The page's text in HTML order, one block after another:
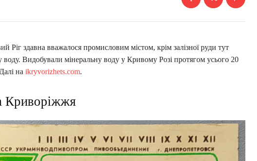
Ріг здавна вважалося промисловим містом, крім залізної руди тут
Видобували мінеральну воду у Кривому Розі протягом усього 20
на ikryvorizhets.com.
Криворіжжя